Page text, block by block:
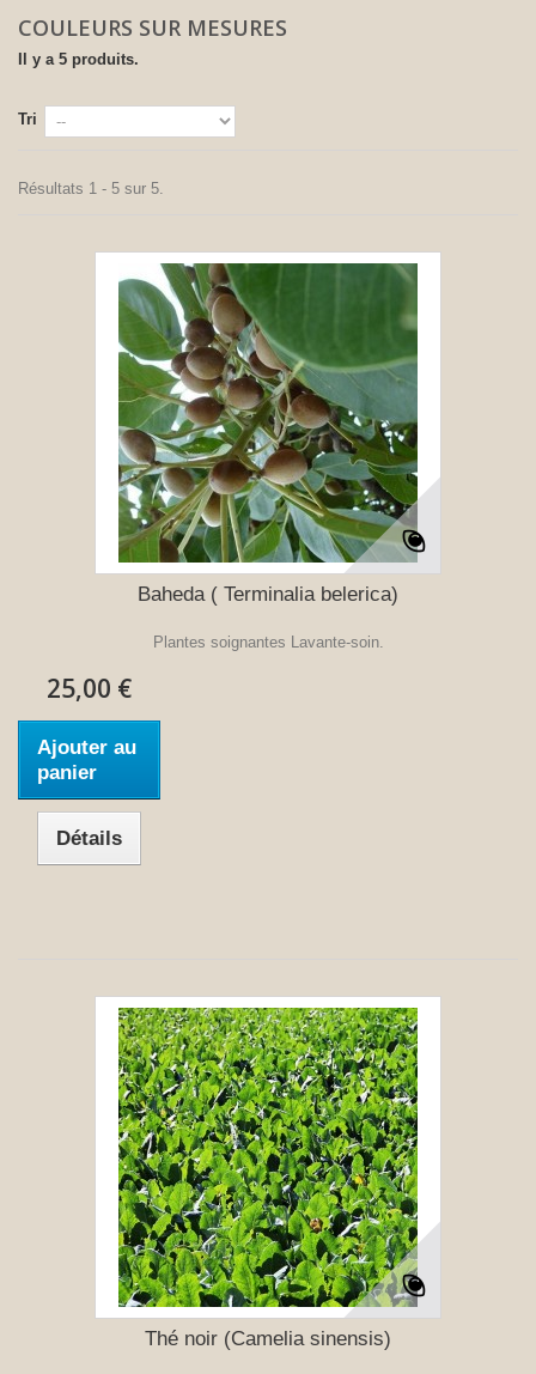
COULEURS SUR MESURES
Il y a 5 produits.
Tri
Résultats 1 - 5 sur 5.
Baheda ( Terminalia belerica)
Plantes soignantes Lavante-soin.
25,00 €
Ajouter au
panier
Détails
Thé noir (Camelia sinensis)